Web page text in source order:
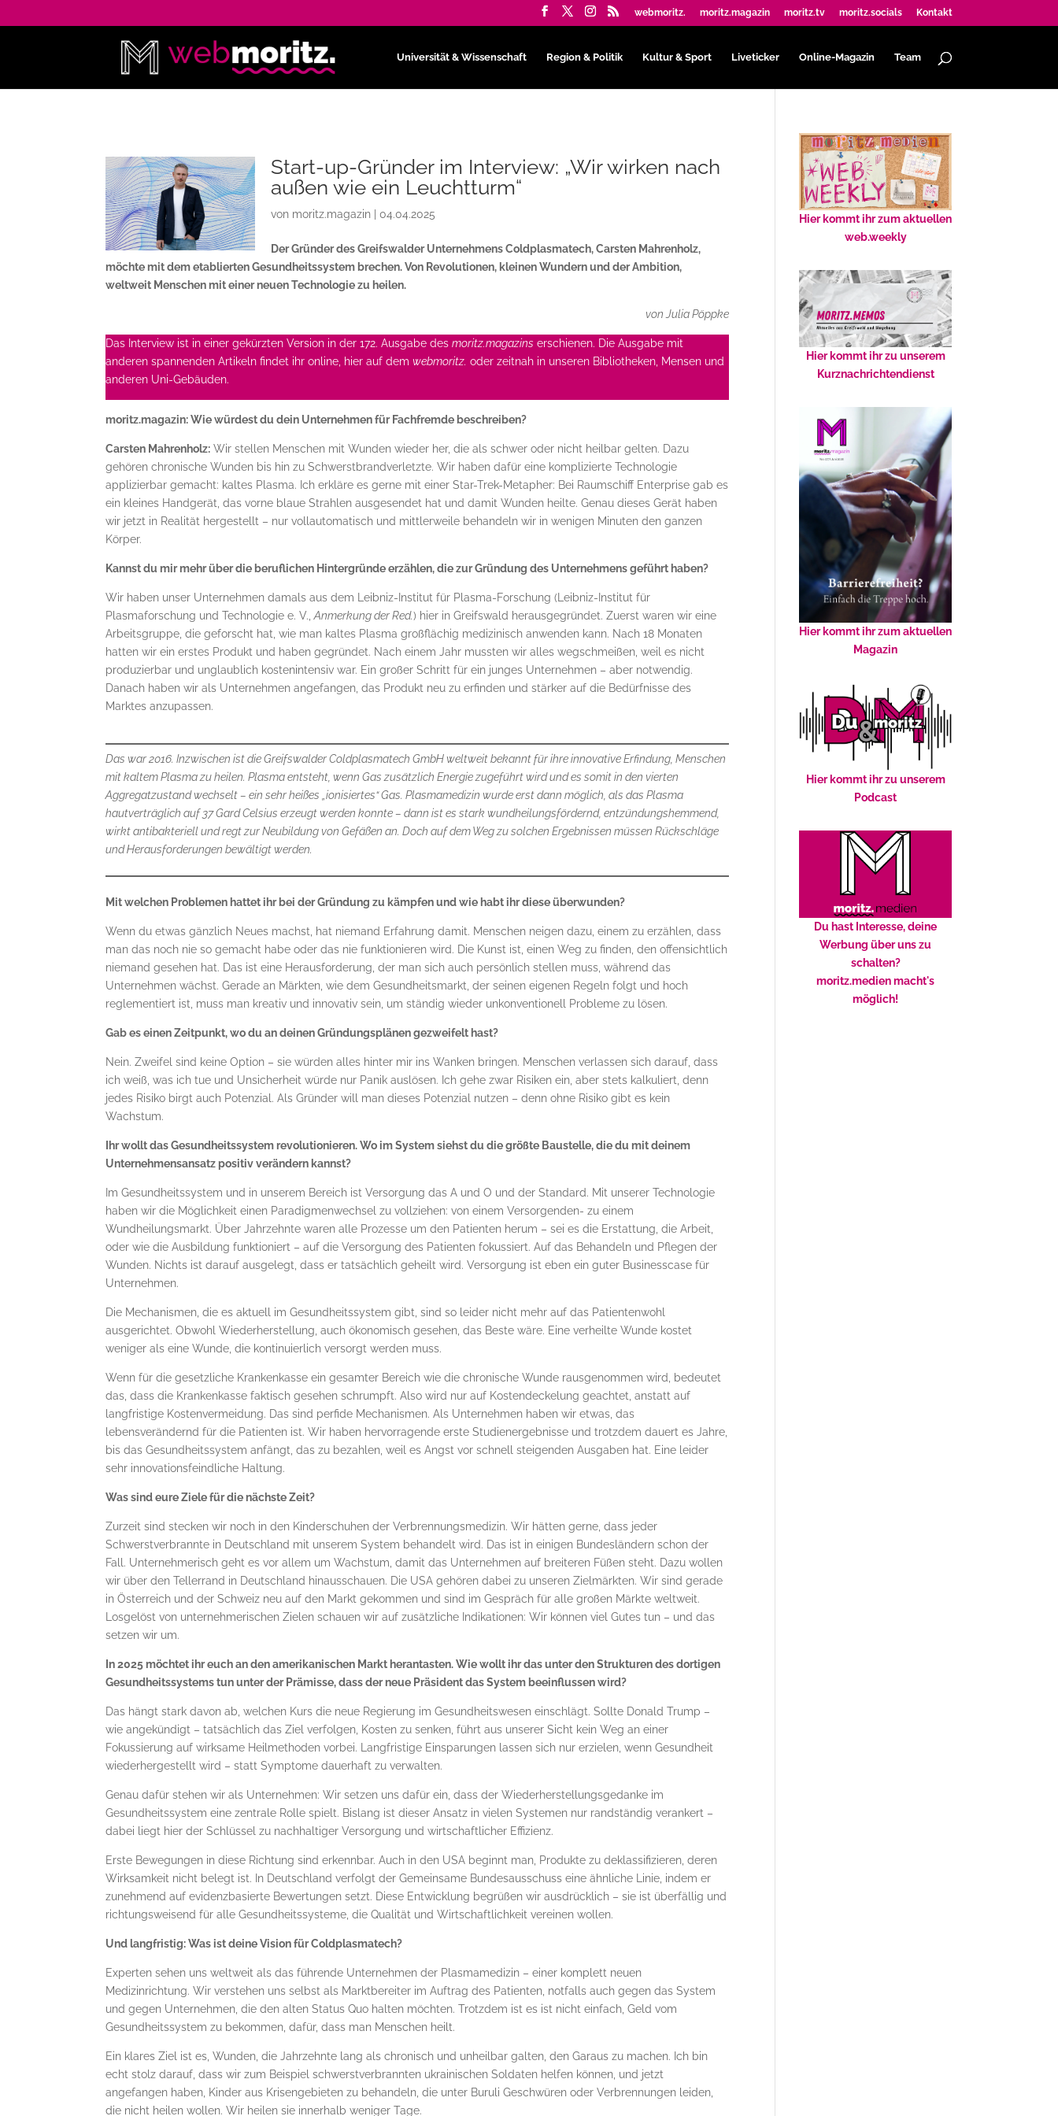
webmoritz. moritz.magazin moritz.tv moritz.socials Kontakt
Universität & Wissenschaft Region & Politik Kultur & Sport Liveticker Online-Magazin Team
Start-up-Gründer im Interview: „Wir wirken nach
außen wie ein Leuchtturm“
von moritz.magazin |04.04.2025
Der Gründer des Greifswalder Unternehmens Coldplasmatech, Carsten Mahrenholz,
möchte mit dem etablierten Gesundheitssystem brechen. Von Revolutionen, kleinen Wundern und der Ambition,
weltweit Menschen mit einer neuen Technologie zu heilen.
von Julia Pöppke
Das Interview ist in einer gekürzten Version in der 172. Ausgabe desmoritz.magazins erschienen. Die Ausgabe mit
anderen spannenden Artikeln findet ihr online, hier auf demwebmoritz. oder zeitnah in unseren Bibliotheken, Mensen und
anderen Uni-Gebäuden.
moritz.magazin: Wie würdest du dein Unternehmen für Fachfremde beschreiben?
Carsten Mahrenholz: Wir stellen Menschen mit Wunden wieder her, die als schwer oder nicht heilbar gelten. Dazu
gehören chronische Wunden bis hin zu Schwerstbrandverletzte. Wir haben dafür eine komplizierte Technologie
applizierbar gemacht: kaltes Plasma. Ich erkläre es gerne mit einer Star-Trek-Metapher: Bei Raumschiff Enterprise gab es
ein kleines Handgerät, das vorne blaue Strahlen ausgesendet hat und damit Wunden heilte. Genau dieses Gerät haben
wir jetzt in Realität hergestellt – nur vollautomatisch und mittlerweile behandeln wir in wenigen Minuten den ganzen
Körper.
Kannst du mir mehr über die beruflichen Hintergründe erzählen, die zur Gründung des Unternehmens geführt haben?
Wir haben unser Unternehmen damals aus dem Leibniz-Institut für Plasma-Forschung (Leibniz-Institut für
Plasmaforschung und Technologie e. V.,Anmerkung der Red.) hier in Greifswald herausgegründet. Zuerst waren wir eine
Arbeitsgruppe, die geforscht hat, wie man kaltes Plasma großflächig medizinisch anwenden kann. Nach 18 Monaten
hatten wir ein erstes Produkt und haben gegründet. Nach einem Jahr mussten wir alles wegschmeißen, weil es nicht
produzierbar und unglaublich kostenintensiv war. Ein großer Schritt für ein junges Unternehmen – aber notwendig.
Danach haben wir als Unternehmen angefangen, das Produkt neu zu erfinden und stärker auf die Bedürfnisse des
Marktes anzupassen.
Das war 2016. Inzwischen ist die Greifswalder Coldplasmatech GmbH weltweit bekannt für ihre innovative Erfindung, Menschen
mit kaltem Plasma zu heilen. Plasma entsteht, wenn Gas zusätzlich Energie zugeführt wird und es somit in den vierten
Aggregatzustand wechselt – ein sehr heißes „ionisiertes“ Gas. Plasmamedizin wurde erst dann möglich, als das Plasma
hautverträglich auf 37 Gard Celsius erzeugt werden konnte – dann ist es stark wundheilungsfördernd, entzündungshemmend,
wirkt antibakteriell und regt zur Neubildung von Gefäßen an. Doch auf dem Weg zu solchen Ergebnissen müssen Rückschläge
und Herausforderungen bewältigt werden.
Mit welchen Problemen hattet ihr bei der Gründung zu kämpfen und wie habt ihr diese überwunden?
Wenn du etwas gänzlich Neues machst, hat niemand Erfahrung damit. Menschen neigen dazu, einem zu erzählen, dass
man das noch nie so gemacht habe oder das nie funktionieren wird. Die Kunst ist, einen Weg zu finden, den offensichtlich
niemand gesehen hat. Das ist eine Herausforderung, der man sich auch persönlich stellen muss, während das
Unternehmen wächst. Gerade an Märkten, wie dem Gesundheitsmarkt, der seinen eigenen Regeln folgt und hoch
reglementiert ist, muss man kreativ und innovativ sein, um ständig wieder unkonventionell Probleme zu lösen.
Gab es einen Zeitpunkt, wo du an deinen Gründungsplänen gezweifelt hast?
Nein. Zweifel sind keine Option – sie würden alles hinter mir ins Wanken bringen. Menschen verlassen sich darauf, dass
ich weiß, was ich tue und Unsicherheit würde nur Panik auslösen. Ich gehe zwar Risiken ein, aber stets kalkuliert, denn
jedes Risiko birgt auch Potenzial. Als Gründer will man dieses Potenzial nutzen – denn ohne Risiko gibt es kein
Wachstum.
Ihr wollt das Gesundheitssystem revolutionieren. Wo im System siehst du die größte Baustelle, die du mit deinem
Unternehmensansatz positiv verändern kannst?
Im Gesundheitssystem und in unserem Bereich ist Versorgung das A und O und der Standard. Mit unserer Technologie
haben wir die Möglichkeit einen Paradigmenwechsel zu vollziehen: von einem Versorgenden- zu einem
Wundheilungsmarkt. Über Jahrzehnte waren alle Prozesse um den Patienten herum – sei es die Erstattung, die Arbeit,
oder wie die Ausbildung funktioniert – auf die Versorgung des Patienten fokussiert. Auf das Behandeln und Pflegen der
Wunden. Nichts ist darauf ausgelegt, dass er tatsächlich geheilt wird. Versorgung ist eben ein guter Businesscase für
Unternehmen.
Die Mechanismen, die es aktuell im Gesundheitssystem gibt, sind so leider nicht mehr auf das Patientenwohl
ausgerichtet. Obwohl Wiederherstellung, auch ökonomisch gesehen, das Beste wäre. Eine verheilte Wunde kostet
weniger als eine Wunde, die kontinuierlich versorgt werden muss.
Wenn für die gesetzliche Krankenkasse ein gesamter Bereich wie die chronische Wunde rausgenommen wird, bedeutet
das, dass die Krankenkasse faktisch gesehen schrumpft. Also wird nur auf Kostendeckelung geachtet, anstatt auf
langfristige Kostenvermeidung. Das sind perfide Mechanismen. Als Unternehmen haben wir etwas, das
lebensverändernd für die Patienten ist. Wir haben hervorragende erste Studienergebnisse und trotzdem dauert es Jahre,
bis das Gesundheitssystem anfängt, das zu bezahlen, weil es Angst vor schnell steigenden Ausgaben hat. Eine leider
sehr innovationsfeindliche Haltung.
Was sind eure Ziele für die nächste Zeit?
Zurzeit sind stecken wir noch in den Kinderschuhen der Verbrennungsmedizin. Wir hätten gerne, dass jeder
Schwerstverbrannte in Deutschland mit unserem System behandelt wird. Das ist in einigen Bundesländern schon der
Fall. Unternehmerisch geht es vor allem um Wachstum, damit das Unternehmen auf breiteren Füßen steht. Dazu wollen
wir über den Tellerrand in Deutschland hinausschauen. Die USA gehören dabei zu unseren Zielmärkten. Wir sind gerade
in Österreich und der Schweiz neu auf den Markt gekommen und sind im Gespräch für alle großen Märkte weltweit.
Losgelöst von unternehmerischen Zielen schauen wir auf zusätzliche Indikationen: Wir können viel Gutes tun – und das
setzen wir um.
In 2025 möchtet ihr euch an den amerikanischen Markt herantasten. Wie wollt ihr das unter den Strukturen des dortigen
Gesundheitssystems tun unter der Prämisse, dass der neue Präsident das System beeinflussen wird?
Das hängt stark davon ab, welchen Kurs die neue Regierung im Gesundheitswesen einschlägt. Sollte Donald Trump –
wie angekündigt – tatsächlich das Ziel verfolgen, Kosten zu senken, führt aus unserer Sicht kein Weg an einer
Fokussierung auf wirksame Heilmethoden vorbei. Langfristige Einsparungen lassen sich nur erzielen, wenn Gesundheit
wiederhergestellt wird – statt Symptome dauerhaft zu verwalten.
Genau dafür stehen wir als Unternehmen: Wir setzen uns dafür ein, dass der Wiederherstellungsgedanke im
Gesundheitssystem eine zentrale Rolle spielt. Bislang ist dieser Ansatz in vielen Systemen nur randständig verankert –
dabei liegt hier der Schlüssel zu nachhaltiger Versorgung und wirtschaftlicher Effizienz.
Erste Bewegungen in diese Richtung sind erkennbar. Auch in den USA beginnt man, Produkte zu deklassifizieren, deren
Wirksamkeit nicht belegt ist. In Deutschland verfolgt der Gemeinsame Bundesausschuss eine ähnliche Linie, indem er
zunehmend auf evidenzbasierte Bewertungen setzt. Diese Entwicklung begrüßen wir ausdrücklich – sie ist überfällig und
richtungsweisend für alle Gesundheitssysteme, die Qualität und Wirtschaftlichkeit vereinen wollen.
Und langfristig: Was ist deine Vision für Coldplasmatech?
Experten sehen uns weltweit als das führende Unternehmen der Plasmamedizin – einer komplett neuen
Medizinrichtung. Wir verstehen uns selbst als Marktbereiter im Auftrag des Patienten, notfalls auch gegen das System
und gegen Unternehmen, die den alten Status Quo halten möchten. Trotzdem ist es ist nicht einfach, Geld vom
Gesundheitssystem zu bekommen, dafür, dass man Menschen heilt.
Ein klares Ziel ist es, Wunden, die Jahrzehnte lang als chronisch und unheilbar galten, den Garaus zu machen. Ich bin
echt stolz darauf, dass wir zum Beispiel schwerstverbrannten ukrainischen Soldaten helfen können, und jetzt
angefangen haben, Kinder aus Krisengebieten zu behandeln, die unter Buruli Geschwüren oder Verbrennungen leiden,
die nicht heilen wollen. Wir heilen sie innerhalb weniger Tage.
Hier kommt ihr zum aktuellen
web.weekly
Hier kommt ihr zu unserem
Kurznachrichtendienst
Hier kommt ihr zum aktuellen
Magazin
Hier kommt ihr zu unserem
Podcast
Du hast Interesse, deine
Werbung über uns zu
schalten?
moritz.medien macht's
möglich!